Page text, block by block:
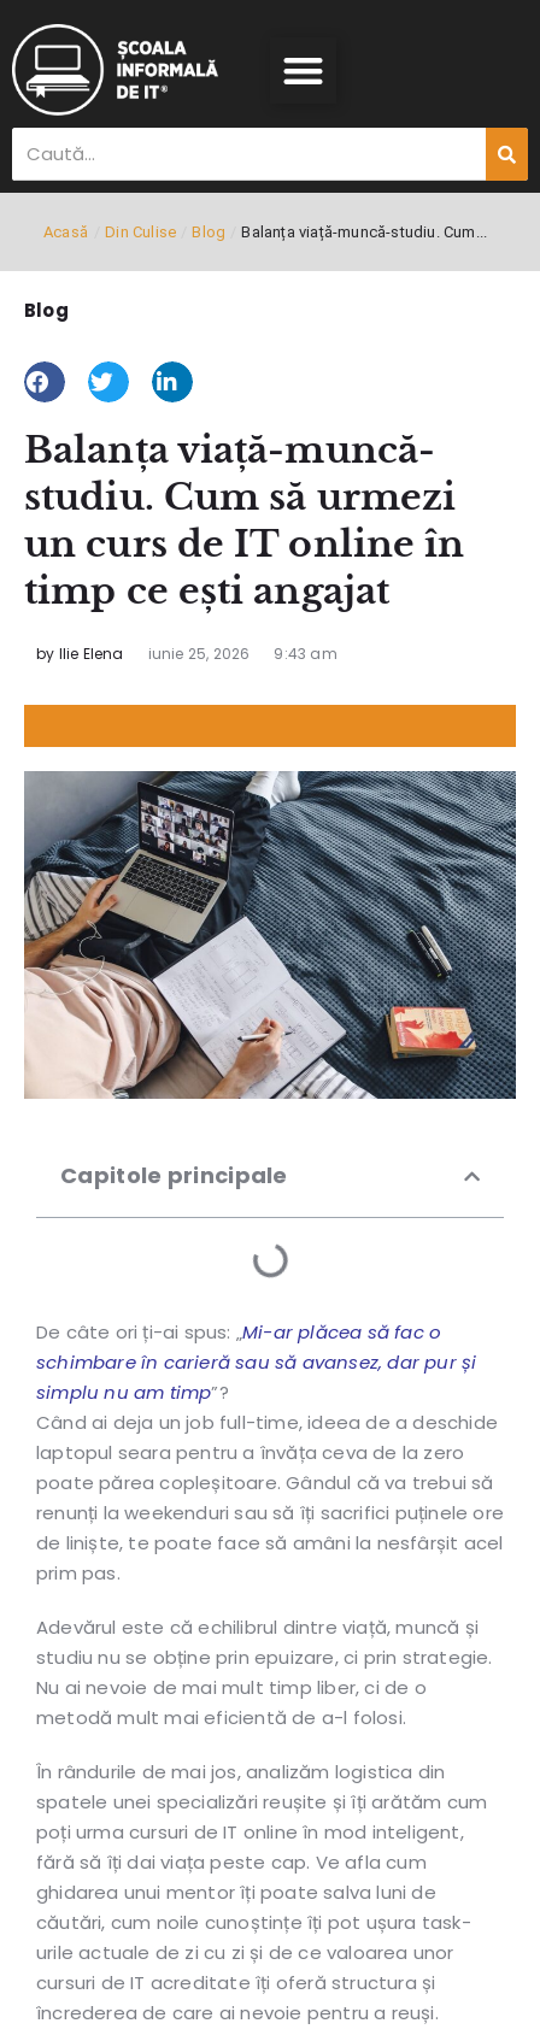
Acasă Din Culise Blog Balanța viață-muncă-studiu. Cum...
Blog
Balanța viață-muncă-
studiu. Cum să urmezi
un curs de IT online în
timp ce ești angajat
by Ilie Elena iunie 25, 2026 9:43 am
Capitole principale
De câte ori ți-ai spus: „Mi-ar plăcea să fac o
schimbare în carieră sau să avansez, dar pur și
simplu nu am timp”?
Când ai deja un job full-time, ideea de a deschide
laptopul seara pentru a învăța ceva de la zero
poate părea copleșitoare. Gândul că va trebui să
renunți la weekenduri sau să îți sacrifici puținele ore
de liniște, te poate face să amâni la nesfârșit acel
prim pas.
Adevărul este că echilibrul dintre viață, muncă și
studiu nu se obține prin epuizare, ci prin strategie.
Nu ai nevoie de mai mult timp liber, ci de o
metodă mult mai eficientă de a-l folosi.
În rândurile de mai jos, analizăm logistica din
spatele unei specializări reușite și îți arătăm cum
poți urma cursuri de IT online în mod inteligent,
fără să îți dai viața peste cap. Ve afla cum
ghidarea unui mentor îți poate salva luni de
căutări, cum noile cunoștințe îți pot ușura task-
urile actuale de zi cu zi și de ce valoarea unor
cursuri de IT acreditate îți oferă structura și
încrederea de care ai nevoie pentru a reuși.